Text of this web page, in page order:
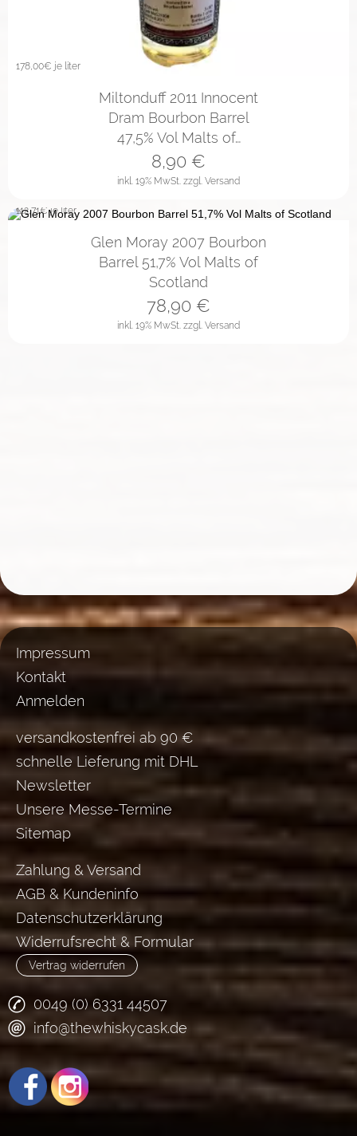
178,00€ je liter
Miltonduff 2011 Innocent
Dram Bourbon Barrel
47,5% Vol Malts of…
inkl. 19% MwSt. zzgl. Versand
8,90 €
112,71€ je liter
Glen Moray 2007 Bourbon
Barrel 51,7% Vol Malts of
Scotland
inkl. 19% MwSt. zzgl. Versand
78,90 €
Impressum
Kontakt
Anmelden
versandkostenfrei ab 90 €
schnelle Lieferung mit DHL
Newsletter
Unsere Messe-Termine
Sitemap
Zahlung & Versand
AGB & Kundeninfo
Datenschutzerklärung
Widerrufsrecht & Formular
Vertrag widerrufen
0049 (0) 6331 44507
info@thewhiskycask.de